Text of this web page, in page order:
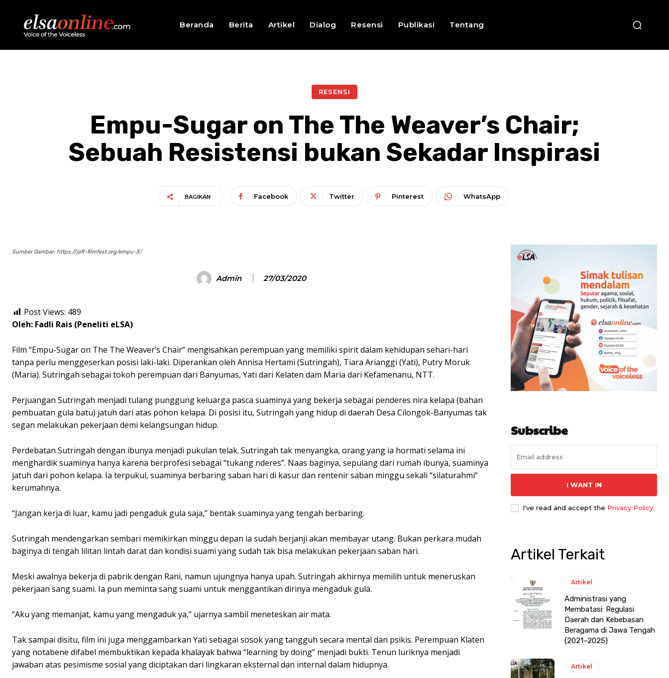
Beranda Berita Artikel Dialog Resensi Publikasi Tentang
RESENSI
Empu-Sugar on The The Weaver’s Chair;
Sebuah Resistensi bukan Sekadar Inspirasi
BAGIKAN Facebook Twitter Pinterest WhatsApp
Sumber Gambar: https://jaff-filmfest.org/empu-3/
Admin 27/03/2020
Post Views: 489
Oleh: Fadli Rais (Peneliti eLSA)
Film “Empu-Sugar on The The Weaver’s Chair” mengisahkan perempuan yang memiliki spirit dalam kehidupan sehari-hari
tanpa perlu menggeserkan posisi laki-laki. Diperankan oleh Annisa Hertami (Sutringah), Tiara Arianggi (Yati), Putry Moruk
(Maria). Sutringah sebagai tokoh perempuan dari Banyumas, Yati dari Kelaten dam Maria dari Kefamenanu, NTT.
Perjuangan Sutringah menjadi tulang punggung keluarga pasca suaminya yang bekerja sebagai penderes nira kelapa (bahan
pembuatan gula batu) jatuh dari atas pohon kelapa. Di posisi itu, Sutringah yang hidup di daerah Desa Cilongok-Banyumas tak
segan melakukan pekerjaan demi kelangsungan hidup.
Perdebatan Sutringah dengan ibunya menjadi pukulan telak. Sutringah tak menyangka, orang yang ia hormati selama ini
menghardik suaminya hanya karena berprofesi sebagai “tukang nderes”. Naas baginya, sepulang dari rumah ibunya, suaminya
jatuh dari pohon kelapa. Ia terpukul, suaminya berbaring saban hari di kasur dan rentenir saban minggu sekali “silaturahmi”
kerumahnya.
“Jangan kerja di luar, kamu jadi pengaduk gula saja,” bentak suaminya yang tengah berbaring.
Sutringah mendengarkan sembari memikirkan minggu depan ia sudah berjanji akan membayar utang. Bukan perkara mudah
baginya di tengah lilitan lintah darat dan kondisi suami yang sudah tak bisa melakukan pekerjaan saban hari.
Meski awalnya bekerja di pabrik dengan Rani, namun ujungnya hanya upah. Sutringah akhirnya memilih untuk meneruskan
pekerjaan sang suami. Ia pun meminta sang suami untuk menggantikan dirinya mengaduk gula.
“Aku yang memanjat, kamu yang mengaduk ya,” ujarnya sambil meneteskan air mata.
Tak sampai disitu, film ini juga menggambarkan Yati sebagai sosok yang tangguh secara mental dan psikis. Perempuan Klaten
yang notabene difabel membuktikan kepada khalayak bahwa “learning by doing” menjadi bukti. Tenun luriknya menjadi
jawaban atas pesimisme sosial yang diciptakan dari lingkaran eksternal dan internal dalam hidupnya.
Subscribe
I WANT IN
I've read and accept the Privacy Policy.
Artikel Terkait
Artikel
Administrasi yang
Membatasi: Regulasi
Daerah dan Kebebasan
Beragama di Jawa Tengah
(2021–2025)
Artikel